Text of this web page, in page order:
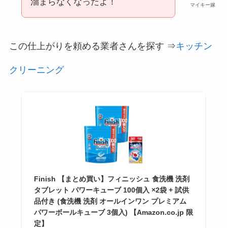
マイキー嫁
この仕上がりを頼める業者さんを探す ⇒キッチン
クリーニング
Finish 【まとめ買い】フィニッシュ 食洗機 洗剤
タブレット パワーキューブ 100個入 ×2袋 + 試供
品付き (食洗機 洗剤 オールインワン プレミアム
パワーボールキューブ 3個入) 【Amazon.co.jp 限
定】